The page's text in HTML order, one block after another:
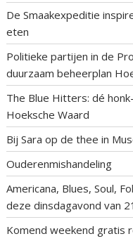
De Smaakexpeditie
eten
Politieke partijen in de
duurzaam beheerplan
The Blue Hitters: dé
Hoeksche Waard
Bij Sara op de thee in
Ouderenmishandeling
Americana, Blues, Soul,
deze dinsdagavond van
Komend weekend gratis